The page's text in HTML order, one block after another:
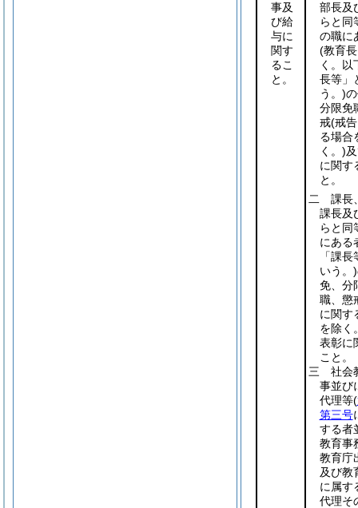
事及
び給
与に
関す
るこ
と。
部長及
らと同
の職に
(教育
く。以
長等」
う。)
分限免
戒(戒
る場合
く。)
に関す
と。
二 課長
課長及
らと同
にある
「課
いう。)
免、分
職、懲
に関す
を除く
表彰に
こと。
三 社会
事並び
代理等(
第三号
する者
教育事
教育庁
及び教
に属す
代理そ